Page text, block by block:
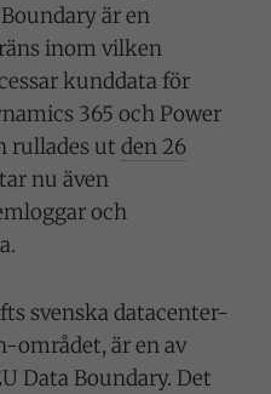
är en
inom vilken
kunddata för
365 och Power
rullades utden 26
nu även
och
svenska datacenter-
området, är en av
Data Boundary. Det